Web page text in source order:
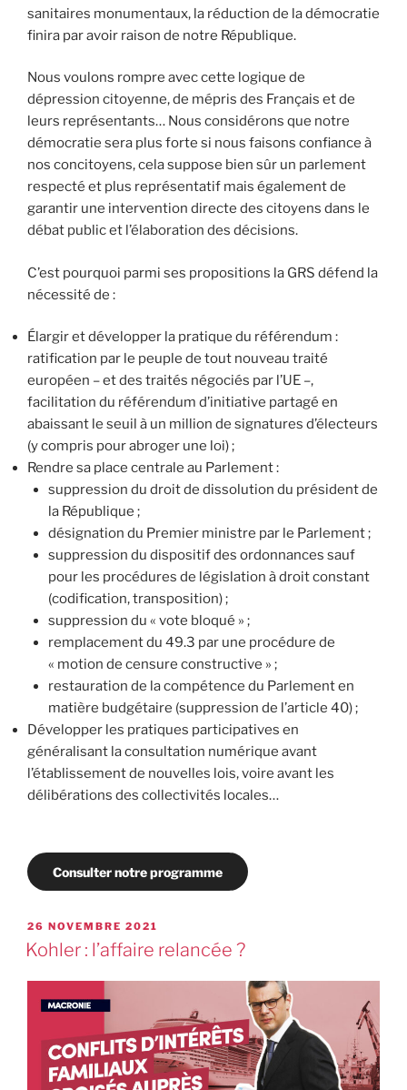
sanitaires monumentaux, la réduction de la démocratie
finira par avoir raison de notre République.
Nous voulons rompre avec cette logique de
dépression citoyenne, de mépris des Français et de
leurs représentants… Nous considérons que notre
démocratie sera plus forte si nous faisons confiance à
nos concitoyens, cela suppose bien sûr un parlement
respecté et plus représentatif mais également de
garantir une intervention directe des citoyens dans le
débat public et l’élaboration des décisions.
C’est pourquoi parmi ses propositions la GRS défend la
nécessité de :
Élargir et développer la pratique du référendum :
ratification par le peuple de tout nouveau traité
européen – et des traités négociés par l’UE –,
facilitation du référendum d’initiative partagé en
abaissant le seuil à un million de signatures d’électeurs
(y compris pour abroger une loi) ;
Rendre sa place centrale au Parlement :
suppression du droit de dissolution du président de
la République ;
désignation du Premier ministre par le Parlement ;
suppression du dispositif des ordonnances sauf
pour les procédures de législation à droit constant
(codification, transposition) ;
suppression du « vote bloqué » ;
remplacement du 49.3 par une procédure de
« motion de censure constructive » ;
restauration de la compétence du Parlement en
matière budgétaire (suppression de l’article 40) ;
Développer les pratiques participatives en
généralisant la consultation numérique avant
l’établissement de nouvelles lois, voire avant les
délibérations des collectivités locales…
Consulter notre programme
26 NOVEMBRE 2021
Kohler : l’affaire relancée ?